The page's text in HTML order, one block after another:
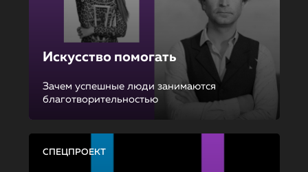
Искусство помогать
Зачем успешные люди занимаются
благотворительностью
СПЕЦПРОЕКТ